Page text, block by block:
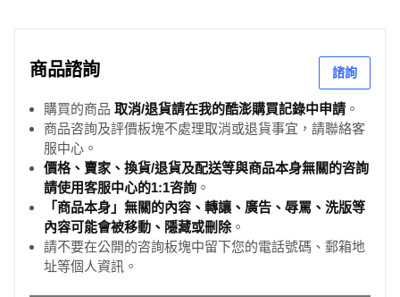
商品諮詢 諮詢
購買的商品 取消/退貨請在我的酷澎購買記錄中申請 。
商品咨詢及評價板塊不處理取消或退貨事宜，請聯絡客
服中心。
價格、賣家、換貨/退貨及配送等與商品本身無關的咨詢
請使用客服中心的1:1咨詢 。
「商品本身」無關的內容、轉讓、廣告、辱罵、洗版等
內容可能會被移動、隱藏或刪除。
請不要在公開的咨詢板塊中留下您的電話號碼、郵箱地
址等個人資訊。